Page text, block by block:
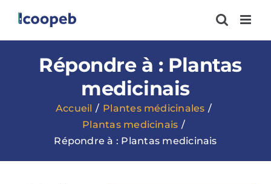
contenu
Répondre à : Plantas
medicinais
Accueil
Plantes médicinales
Plantas medicinais
Répondre à : Plantas medicinais